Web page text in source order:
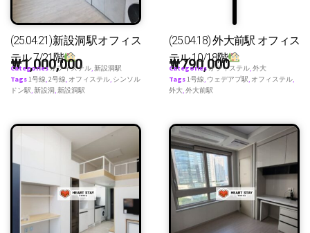
(25.04.21)新設洞駅オフィス
テル 7/21階
₩1,000,000
Categoriesオフィステル,新設洞駅
Tags1号線,2号線, オフィステル, シンソル
ドン駅,新設洞,新設洞駅
(25.04.18) 外大前駅 オフィス
テル 10/18階
₩790,000
Categoriesオフィステル,外大
Tags1号線, ウェデアプ駅, オフィステル,
外大,外大前駅